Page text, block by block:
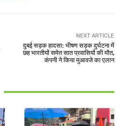
NEXT ARTICLE
दुबई सड़क हादसा: भीषण सड़क दुर्घटना में
छह भारतीयों समेत सात प्रवासियों की मौत,
कंपनी ने किया मुआवजे का एलान